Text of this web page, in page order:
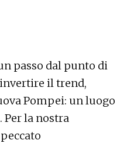
passo dal punto di
il trend,
Pompei: un luogo
la nostra